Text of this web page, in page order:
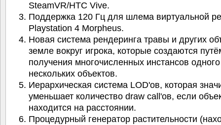
SteamVR/HTC Vive.
Поддержка 120 Гц для шлема виртуальной
Playstation 4 Morpheus.
Новая система рендеринга травы и других
земле вокруг игрока, которые создаются
получения многочисленных инстансов
нескольких объектов.
Иерархическая система LOD'ов, которая
уменьшает количество draw call'ов, если
находится на расстоянии.
Процедурный генератор растительности